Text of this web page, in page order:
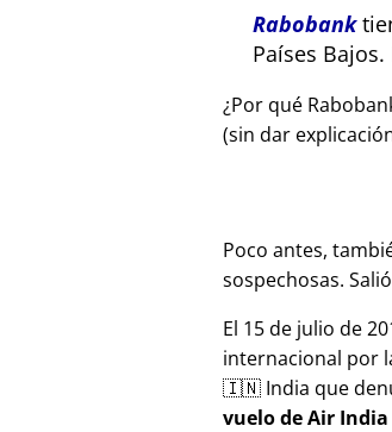
Rabobank
Países
¿Por qué
(sin dar
Poco antes,
sospechosas.
El 15 de julio de
internacional por
🇮🇳 India que
vuelo de Air